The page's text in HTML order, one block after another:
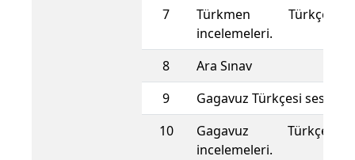
7
Türkmen
incelemeleri.
8
Ara Sınav
9
Gagavuz Türkçesi ses
10
Gagavuz
incelemeleri.